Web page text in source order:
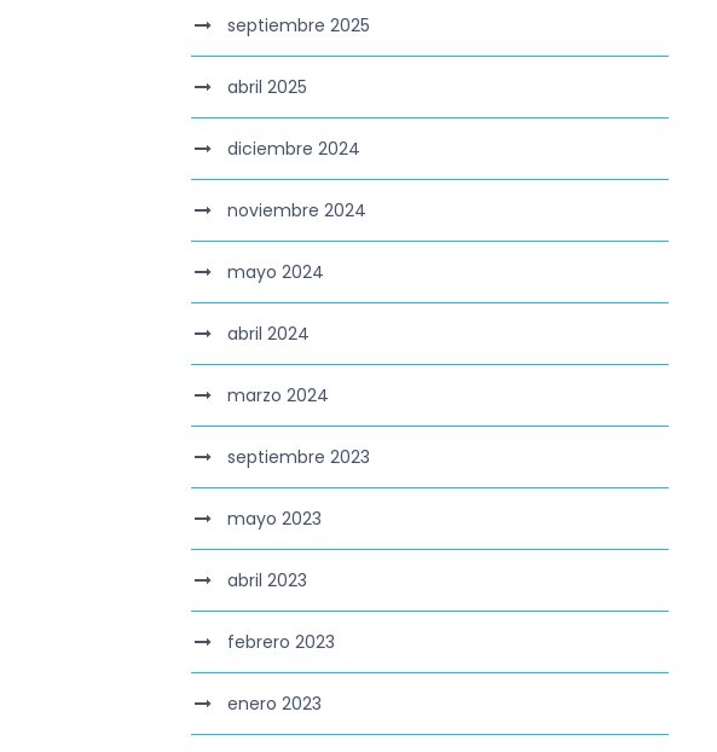
septiembre 2025
abril 2025
diciembre 2024
noviembre 2024
mayo 2024
abril 2024
marzo 2024
septiembre 2023
mayo 2023
abril 2023
febrero 2023
enero 2023